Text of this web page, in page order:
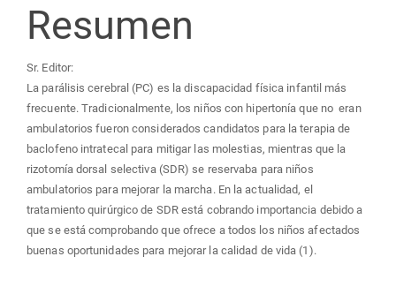
del
artículo
Resumen
Sr. Editor:
La parálisis cerebral (PC) es la discapacidad física infantil más
frecuente. Tradicionalmente, los niños con hipertonía que no eran
ambulatorios fueron considerados candidatos para la terapia de
baclofeno intratecal para mitigar las molestias, mientras que la
rizotomía dorsal selectiva (SDR) se reservaba para niños
ambulatorios para mejorar la marcha. En la actualidad, el
tratamiento quirúrgico de SDR está cobrando importancia debido a
que se está comprobando que ofrece a todos los niños afectados
buenas oportunidades para mejorar la calidad de vida (1).